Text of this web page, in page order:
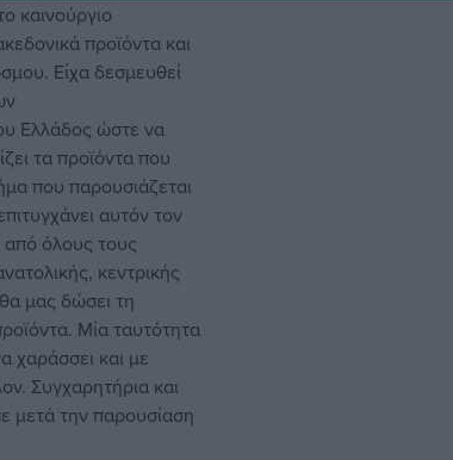
καινούργιο
προϊόντα και
Είχα δεσμευθεί
Ελλάδος ώστε να
τα προϊόντα που
που παρουσιάζεται
αυτόν τον
από όλους τους
κεντρικής
μας δώσει τη
Μία ταυτότητα
χαράσσει και με
Συγχαρητήρια και
μετά την παρουσίαση